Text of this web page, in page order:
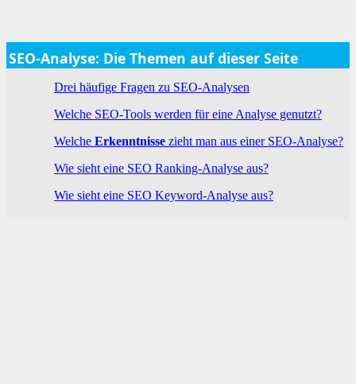
SEO-Analyse: Die Themen auf dieser Seite
Drei häufige Fragen zu SEO-Analysen
Welche SEO-Tools werden für eine Analyse genutzt?
Welche Erkenntnisse zieht man aus einer SEO-Analyse?
Wie sieht eine SEO Ranking-Analyse aus?
Wie sieht eine SEO Keyword-Analyse aus?